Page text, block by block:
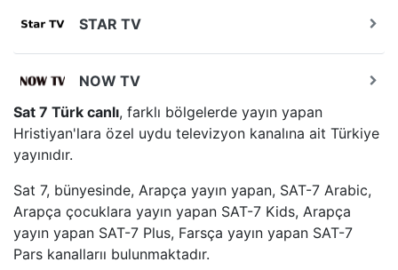
STAR TV
NOW TV
BEYAZ TV
SHOW TV
A2 TV
Sat 7 Türk canlı, farklı bölgelerde yayın yapan
Hristiyan'lara özel uydu televizyon kanalına ait Türkiye
yayınıdır.
Sat 7, bünyesinde, Arapça yayın yapan, SAT-7 Arabic,
Arapça çocuklara yayın yapan SAT-7 Kids, Arapça
yayın yapan SAT-7 Plus, Farsça yayın yapan SAT-7
Pars kanallarıı bulunmaktadır.